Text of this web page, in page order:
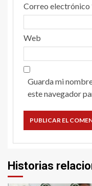
Correo electrónico
Web
Guarda mi
este navegador
Historias